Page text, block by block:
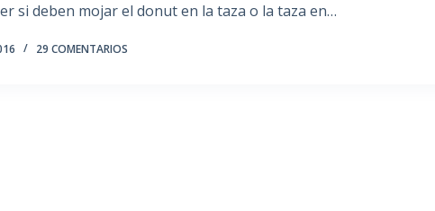
si deben mojar el donut en la taza o la taza en…
29 COMENTARIOS